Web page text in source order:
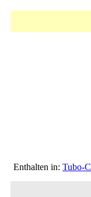
Enthalten in: Tubo-